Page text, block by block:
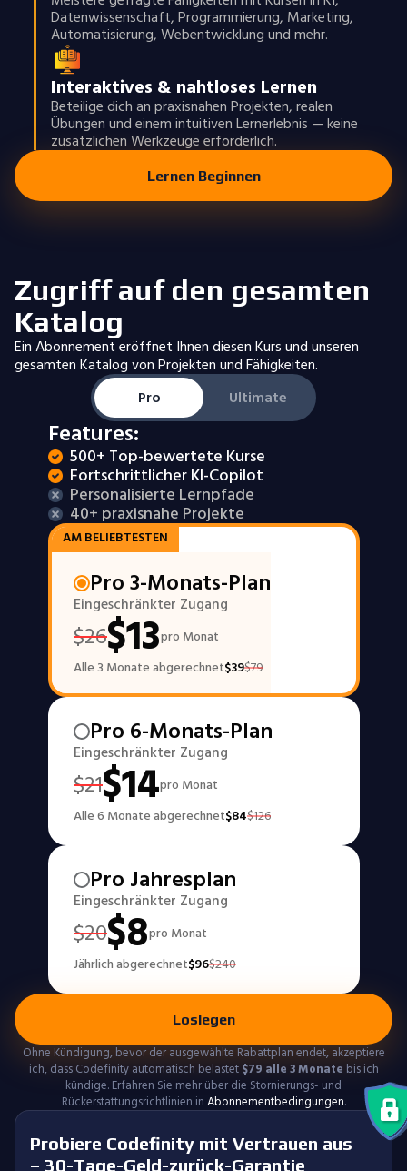
Datenwissenschaft, Programmierung, Marketing,
Automatisierung, Webentwicklung und mehr.
Interaktives & nahtloses Lernen
Beteilige dich an praxisnahen Projekten, realen
Übungen und einem intuitiven Lernerlebnis — keine
zusätzlichen Werkzeuge erforderlich.
Lernen Beginnen
Zugriff auf den gesamten
Katalog
Ein Abonnement eröffnet Ihnen diesen Kurs und unseren
gesamten Katalog von Projekten und Fähigkeiten.
Pro
Ultimate
Features:
500+ Top-bewertete Kurse
Fortschrittlicher KI-Copilot
Personalisierte Lernpfade
40+ praxisnahe Projekte
AM BELIEBTESTEN
Pro 3-Monats-Plan
Eingeschränkter Zugang
$26$13pro Monat
Alle 3 Monate abgerechnet$39$79
Pro 6-Monats-Plan
Eingeschränkter Zugang
$21$14pro Monat
Alle 6 Monate abgerechnet$84$126
Pro Jahresplan
Eingeschränkter Zugang
$20$8pro Monat
Jährlich abgerechnet$96$240
Loslegen
Ohne Kündigung, bevor der ausgewählte Rabattplan endet, akzeptiere
ich, dass Codefinity automatisch belastet $79 alle 3 Monate bis ich
kündige. Erfahren Sie mehr über die Stornierungs- und
Rückerstattungsrichtlinien inAbonnementbedingungen.
Probiere Codefinity mit Vertrauen aus
– 30-Tage-Geld-zurück-Garantie